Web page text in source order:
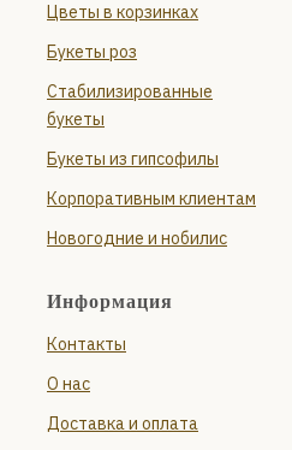
Цветы в корзинках
Букеты роз
Стабилизированные
букеты
Букеты из гипсофилы
Корпоративным клиентам
Новогодние и нобилис
Информация
Контакты
О нас
Доставка и оплата